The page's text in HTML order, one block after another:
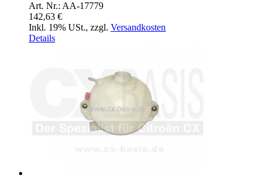
Art. Nr.: AA-17779
142,63 €
Inkl. 19% USt., zzgl. Versandkosten
Details